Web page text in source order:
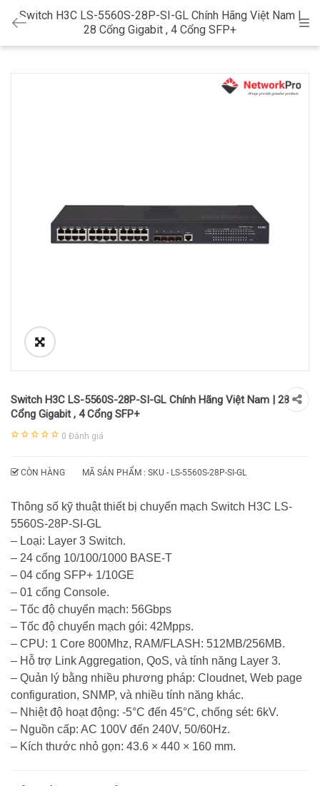
Switch H3C LS-5560S-28P-SI-GL Chính Hãng Việt Nam |
28 Cổng Gigabit , 4 Cổng SFP+
Switch H3C LS-5560S-28P-SI-GL Chính Hãng Việt Nam | 28
Cổng Gigabit , 4 Cổng SFP+
0 Đánh giá
CÒN HÀNG MÃ SẢN PHẨM : SKU - LS-5560S-28P-SI-GL
Thông số kỹ thuật thiết bị chuyển mạch Switch H3C LS-
5560S-28P-SI-GL
– Loại: Layer 3 Switch.
– 24 cổng 10/100/1000 BASE-T
– 04 cổng SFP+ 1/10GE
– 01 cổng Console.
– Tốc độ chuyển mạch: 56Gbps
– Tốc độ chuyển mạch gói: 42Mpps.
– CPU: 1 Core 800Mhz, RAM/FLASH: 512MB/256MB.
– Hỗ trợ Link Aggregation, QoS, và tính năng Layer 3.
– Quản lý bằng nhiều phương pháp: Cloudnet, Web page
configuration, SNMP, và nhiều tính năng khác.
– Nhiệt độ hoạt động: -5°C đến 45°C, chống sét: 6kV.
– Nguồn cấp: AC 100V đến 240V, 50/60Hz.
– Kích thước nhỏ gọn: 43.6 × 440 × 160 mm.